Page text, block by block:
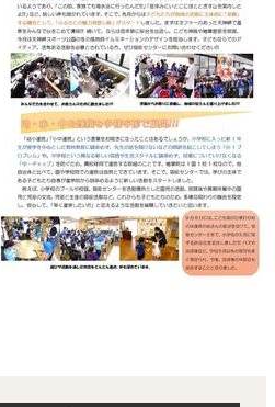
町長室
広報・広聴
ふるさと納税
人事・採用 楢葉町議会
農業委員会 選挙